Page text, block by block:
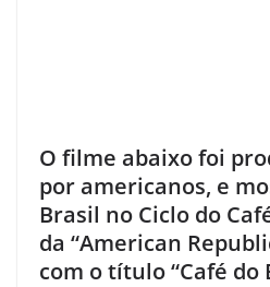
O filme abaixo foi
por americanos, e
Brasil no Ciclo do
da “American
com o título “Café do